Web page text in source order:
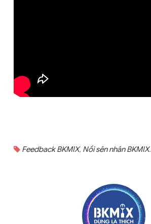
Feedback BKMIX, Nồi sên nhân BKMIX.